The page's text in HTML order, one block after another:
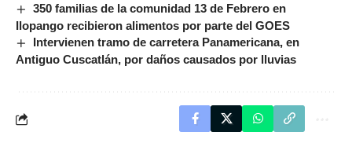
350 familias de la comunidad 13 de Febrero en
Ilopango recibieron alimentos por parte del GOES
Intervienen tramo de carretera Panamericana, en
Antiguo Cuscatlán, por daños causados por lluvias